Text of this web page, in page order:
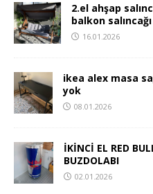
2.el ahşap
balkon salıncağı
16.01.2026
ikea alex masa
yok
08.01.2026
İKİNCİ EL RED
BUZDOLABI
02.01.2026